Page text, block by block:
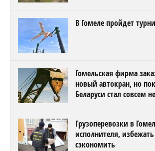
В Гомеле пройдет
Гомельская фирма
новый автокран, но
Беларуси стал совсем
Грузоперевозки в
исполнителя,
сэкономить